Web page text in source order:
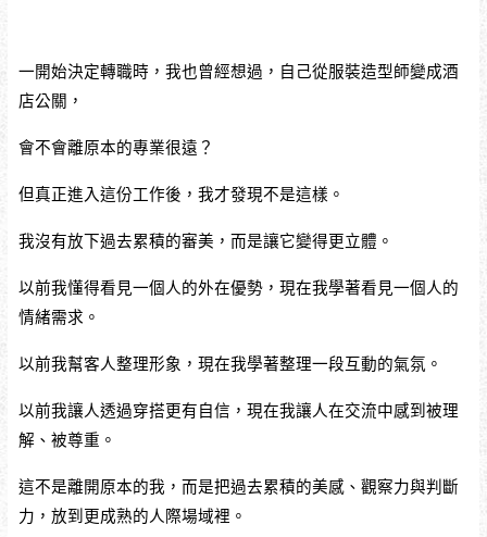
一開始決定轉職時，我也曾經想過，自己從服裝造型師變成酒
店公關，
會不會離原本的專業很遠？
但真正進入這份工作後，我才發現不是這樣。
我沒有放下過去累積的審美，而是讓它變得更立體。
以前我懂得看見一個人的外在優勢，現在我學著看見一個人的
情緒需求。
以前我幫客人整理形象，現在我學著整理一段互動的氣氛。
以前我讓人透過穿搭更有自信，現在我讓人在交流中感到被理
解、被尊重。
這不是離開原本的我，而是把過去累積的美感、觀察力與判斷
力，放到更成熟的人際場域裡。